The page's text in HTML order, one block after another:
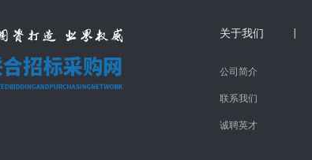
关于我们 |
公司简介
联系我们
诚聘英才